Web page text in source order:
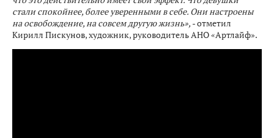
стали спокойнее, более уверенными в себе. Они настроены
на освобождение, на совсем другую жизнь», - отметил
Кирилл Пискунов, художник, руководитель АНО «Артлайф».